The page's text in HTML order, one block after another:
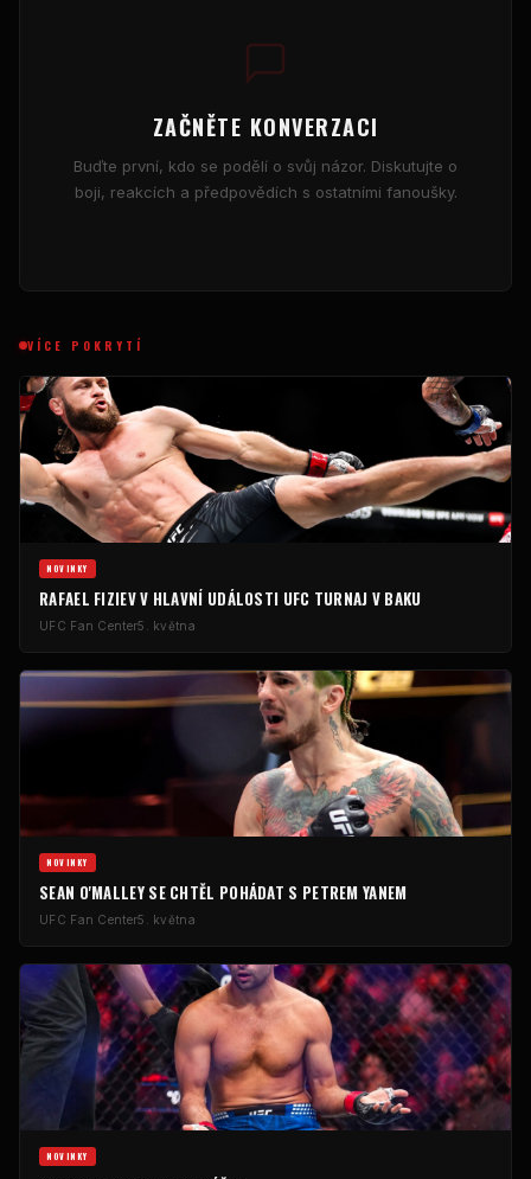
ZAČNĚTE KONVERZACI
Buďte první, kdo se podělí o svůj názor. Diskutujte o
boji, reakcích a předpovědích s ostatními fanoušky.
VÍCE POKRYTÍ
NOVINKY
RAFAEL FIZIEV V HLAVNÍ UDÁLOSTI UFC TURNAJ V BAKU
UFC Fan Center5. května
NOVINKY
SEAN O'MALLEY SE CHTĚL POHÁDAT S PETREM YANEM
UFC Fan Center5. května
NOVINKY